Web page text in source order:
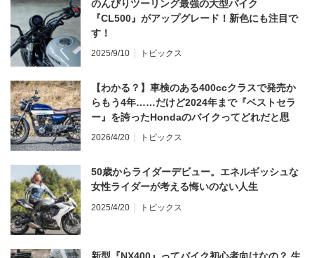
のんびりツーリング最強の大型バイク
『CL500』がアップグレード！新色にも注目で
す！
2025/9/10 トピックス
【わかる？】車検のある400ccクラスで発売か
らもう4年……だけど2024年まで『ベストセラ
ー』を誇ったHondaのバイクってどれだと思
う？
2026/4/20 トピックス
50歳からライダーデビュー。エネルギッシュな
女性ライダーが考える悔いのない人生
2025/4/20 トピックス